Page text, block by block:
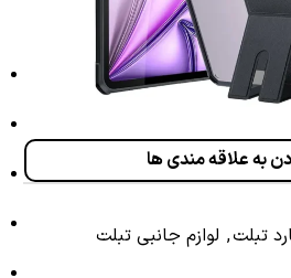
کلیک کنید
به علاقه مندی ها
تبلت, لوازم جانبی تبلت